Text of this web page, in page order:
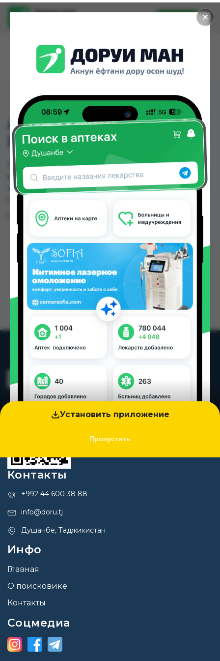
✕
Установить приложение
Пропустить
Доруи ман
Установить
АНТИПОЛИЦАЙ
ПАСТИЛКИ №
АНТИПОЛИЦАЙ ПАСТИЛКИ № можно купить
или заказать в аптеках, Арча, Ватан №2 по цене
от 12.00 TJS до 15.00 TJS в Душанбе и других
Цена: от12.00 TJS
Контакты
+992 44 600 38 88
info@doru.tj
Душанбе, Таджикистан
Инфо
Главная
О поисковике
Контакты
Соцмедиа